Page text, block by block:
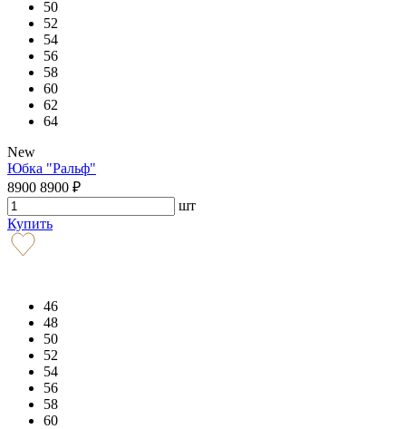
50
52
54
56
58
60
62
64
New
Юбка "Ральф"
8900 8900 ₽
шт
Купить
46
48
50
52
54
56
58
60